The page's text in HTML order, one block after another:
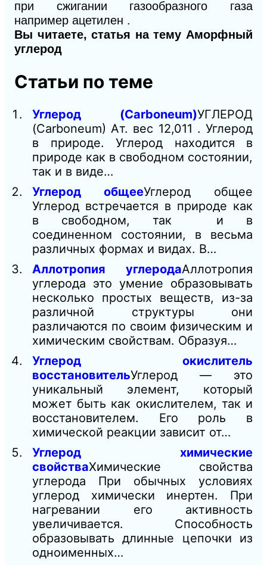
при сжигании газообразного газа
например ацетилен .
Вы читаете, статья на тему Аморфный
углерод
Статьи по теме
Углерод (Carboneum)УГЛЕРОД
(Carboneum) Ат. вес 12,011 . Углерод
в природе. Углерод находится в
природе как в свободном состоянии,
так и в виде…
Углерод общееУглерод общее
Углерод встречается в природе как
в свободном, так и в
соединенном состоянии, в весьма
различных формах и видах. В…
Аллотропия углеродаАллотропия
углерода это умение образовывать
несколько простых веществ, из-за
различной структуры они
различаются по своим физическим и
химическим свойствам. Образуя…
Углерод окислитель
восстановительУглерод — это
уникальный элемент, который
может быть как окислителем, так и
восстановителем. Его роль в
химической реакции зависит от…
Углерод химические
свойстваХимические свойства
углерода При обычных условиях
углерод химически инертен. При
нагревании его активность
увеличивается. Способность
образовывать длинные цепочки из
одноименных…